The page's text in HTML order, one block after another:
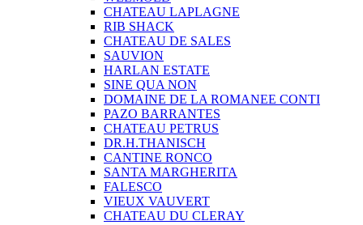
CHATEAU LAPLAGNE
RIB SHACK
CHATEAU DE SALES
SAUVION
HARLAN ESTATE
SINE QUA NON
DOMAINE DE LA ROMANEE CONTI
PAZO BARRANTES
CHATEAU PETRUS
DR.H.THANISCH
CANTINE RONCO
SANTA MARGHERITA
FALESCO
VIEUX VAUVERT
CHATEAU DU CLERAY